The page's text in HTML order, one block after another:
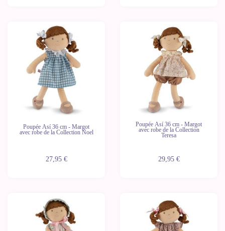
Poupée Así 36 cm - Margot
avec robe de la Collection Noel
27,95 €
Poupée Así 36 cm - Margot
avec robe de la Collection
Teresa
29,95 €